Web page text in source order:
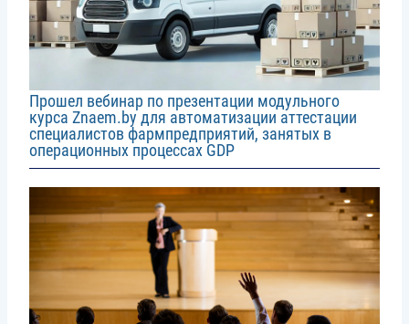
Прошел вебинар по презентации модульного
курса Znaem.by для автоматизации аттестации
специалистов фармпредприятий, занятых в
операционных процессах GDP